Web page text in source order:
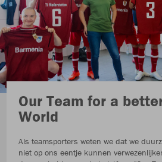
Our Team for a
World
Als teamsporters weten we dat we
niet op ons eentje kunnen